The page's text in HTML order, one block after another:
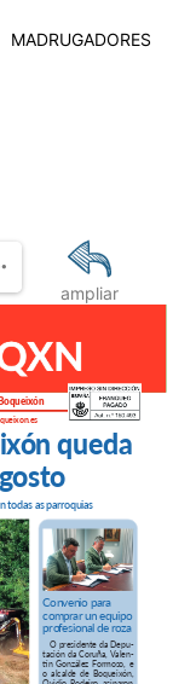
MADRUGADORES
ampliar